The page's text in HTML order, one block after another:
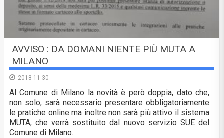
AVVISO : DA DOMANI NIENTE PIÙ MUTA A
MILANO
2018-11-30
Al Comune di Milano la novità è però doppia, dato che,
non solo, sarà necessario presentare obbligatoriamente
le pratiche online ma inoltre non sarà più attivo il sistema
MUTA, che verrà sostituito dal nuovo servizio SUE del
Comune di Milano.